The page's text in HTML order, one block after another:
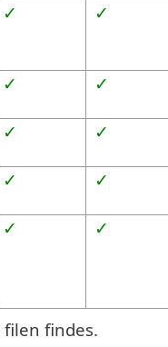
✓ ✓
✓ ✓
✓ ✓
✓ ✓
✓ ✓
findes.